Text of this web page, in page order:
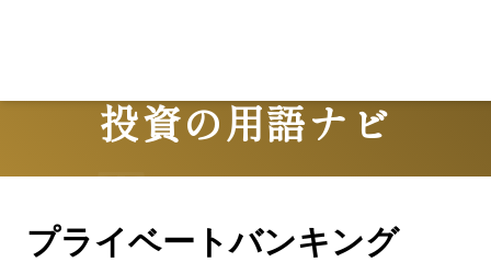
投資の用語ナビ
Terms
プライベートバンキング